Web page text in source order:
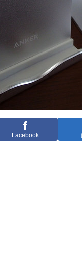
Facebook